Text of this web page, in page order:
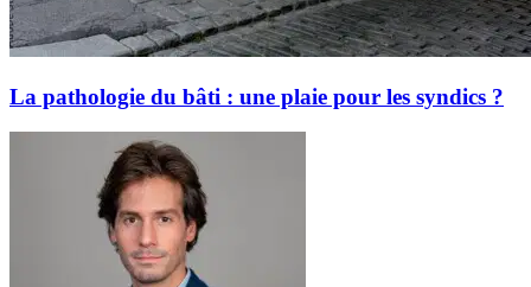
La pathologie du bâti : une plaie pour les syndics ?